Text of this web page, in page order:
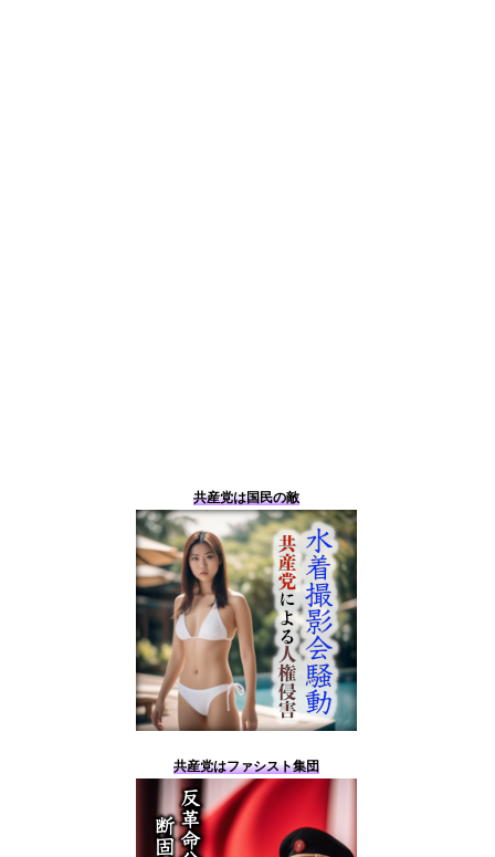
共産党は国民の敵
共産党はファシスト集団